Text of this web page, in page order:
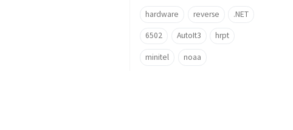
hardware reverse .NET
6502 AutoIt3 hrpt
minitel noaa